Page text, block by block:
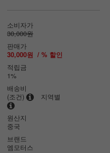
소비자가
30,000원
판매가
30,000원 / % 할인
적립금
1%
배송비
(조건)
지역별
원산지
중국
브랜드
엠모터스